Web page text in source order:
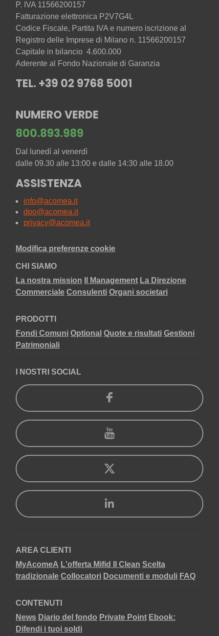
P. IVA 11566200157
Fatturazione elettronica P2V7G4L
Codice Fiscale, Partita IVA e numero iscrizione al
Registro delle Imprese di Milano n. 11566200157
Capitale in bilancio 4.600.000
Aderente al Fondo Nazionale di Garanzia
TEL. +39 02 9768 5001
NUMERO VERDE
800.893.989
Dal lunedì al venerdì
dalle 09.30 alle 13:00 e dalle 14:30 alle 18.00
ASSISTENZA
info@acomea.it
dpo@acomea.it
privacy@acomea.it
Modifica preferenze cookie
CHI SIAMO
La nostra mission
Il Management La Direzione
Commerciale Consulenti Organi societari
PRODOTTI
Fondi Comuni Optional Quote e risultati Gestioni
Patrimoniali
I NOSTRI SOCIAL
AREA CLIENTI
MyAcomeA L'offerta Mifid II Clean Scelta
tradizionale Collocatori Documenti e moduli FAQ
CONTENUTI
News Diario del fondo Private Point Ebook:
Difendi i tuoi soldi